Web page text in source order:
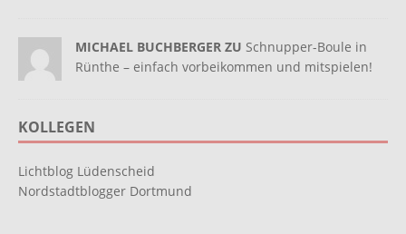
MICHAEL BUCHBERGER ZU Schnupper-Boule in
Rünthe – einfach vorbeikommen und mitspielen!
KOLLEGEN
Lichtblog Lüdenscheid
Nordstadtblogger Dortmund